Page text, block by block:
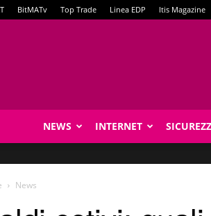
BitMATv Top Trade Linea EDP Itis Magazine
NEWS INTERNET
News